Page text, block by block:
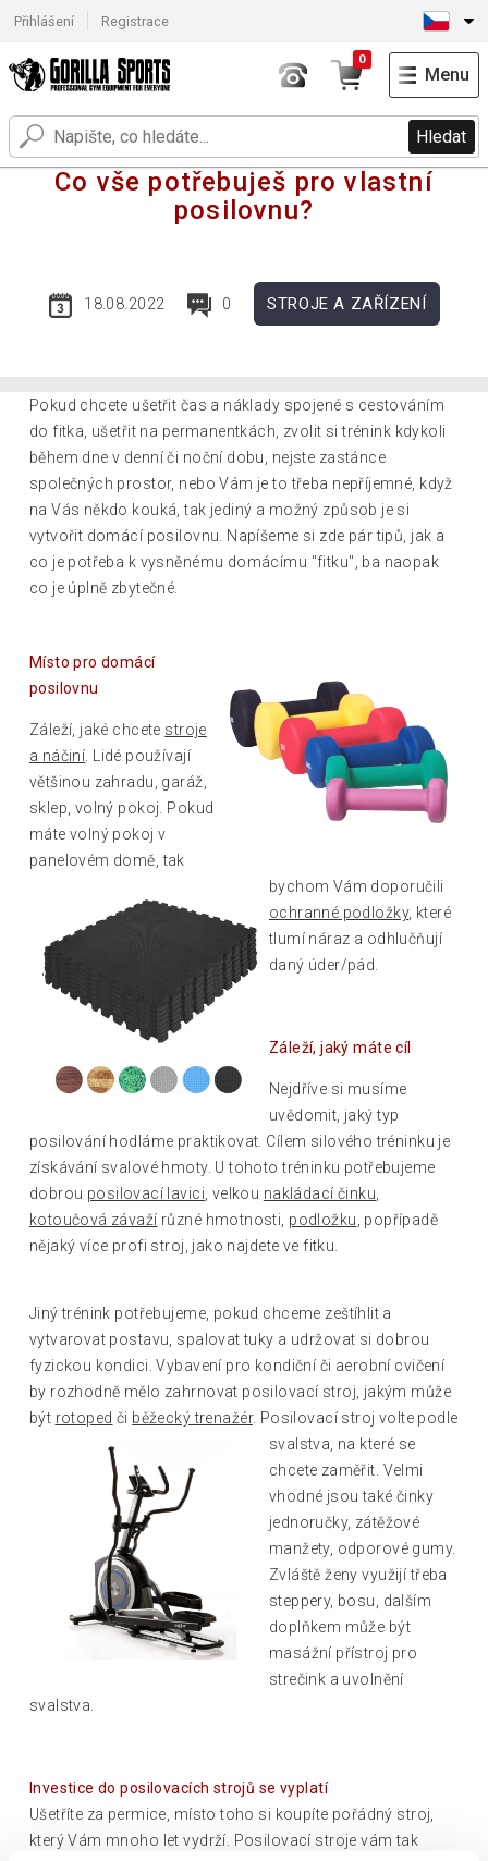
Přihlášení Registrace
Hledat
0
Menu
Co vše potřebuješ pro vlastní
posilovnu?
18.08.2022 0 STROJE A ZAŘÍZENÍ
Pokud chcete ušetřit čas a náklady spojené s cestováním
do fitka, ušetřit na permanentkách, zvolit si trénink kdykoli
během dne v denní či noční dobu, nejste zastánce
společných prostor, nebo Vám je to třeba nepříjemné, když
na Vás někdo kouká, tak jediný a možný způsob je si
vytvořit domácí posilovnu. Napíšeme si zde pár tipů, jak a
co je potřeba k vysněnému domácímu "fitku", ba naopak
co je úplně zbytečné.
Místo pro domácí
posilovnu
Záleží, jaké chcete stroje
a náčiní . Lidé používají
většinou zahradu, garáž,
sklep, volný pokoj. Pokud
máte volný pokoj v
panelovém domě, tak
bychom Vám doporučili
ochranné podložky, které
tlumí náraz a odhlučňují
daný úder/pád.
Záleží, jaký máte cíl
Nejdříve si musíme
uvědomit, jaký typ
posilování hodláme praktikovat. Cílem silového tréninku je
získávání svalové hmoty. U tohoto tréninku potřebujeme
dobrou posilovací lavici , velkou nakládací činku
kotoučová závaží různé hmotnosti, podložku , popřípadě
nějaký více profi stroj, jako najdete ve fitku.
Jiný trénink potřebujeme, pokud chceme zeštíhlit a
vytvarovat postavu, spalovat tuky a udržovat si dobrou
fyzickou kondici. Vybavení pro kondiční či aerobní cvičení
by rozhodně mělo zahrnovat posilovací stroj, jakým může
být rotoped či běžecký trenažér. Posilovací stroj volte podle
svalstva, na které se
chcete zaměřit. Velmi
vhodné jsou také činky
jednoručky, zátěžové
manžety, odporové gumy.
Zvláště ženy využijí třeba
steppery, bosu, dalším
doplňkem může být
masážní přístroj pro
strečink a uvolnění
svalstva.
Investice do posilovacích strojů se vyplatí
Ušetříte za permice, místo toho si koupíte pořádný stroj,
který Vám mnoho let vydrží. Posilovací stroje vám tak